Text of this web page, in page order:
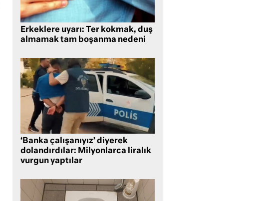
Erkeklere uyarı: Ter kokmak, duş
almamak tam boşanma nedeni
‘Banka çalışanıyız’ diyerek
dolandırdılar: Milyonlarca liralık
vurgun yaptılar